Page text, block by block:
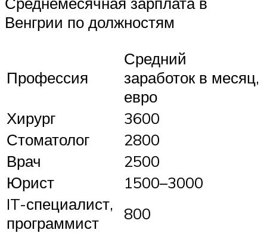
Венгрии по должностям
Профессия
Средний
заработок в месяц,
евро
Хирург
3600
Стоматолог
2800
Врач
2500
Юрист
1500–3000
IT-специалист,
программист
800